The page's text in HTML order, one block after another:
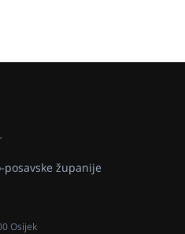
županije
Osijek